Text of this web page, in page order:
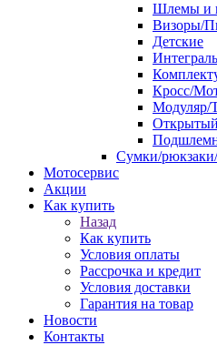
Шлемы и
Визоры/
Детские
Кросс/
Модуляр/
Открытый
Сумки/
Мотосервис
Акции
Как купить
Назад
Как купить
Условия оплаты
Рассрочка и кредит
Условия доставки
Гарантия на товар
Новости
Контакты